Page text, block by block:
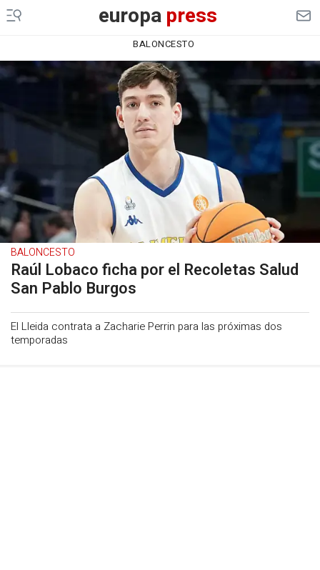
europapress
BALONCESTO
BALONCESTO
Raúl Lobaco ficha por el Recoletas Salud
San Pablo Burgos
El Lleida contrata a Zacharie Perrin para las próximas dos
temporadas